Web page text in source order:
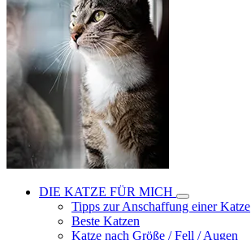
DIE KATZE FÜR MICH
Tipps zur Anschaffung einer Katze
Beste Katzen
Katze nach Größe / Fell / Augen